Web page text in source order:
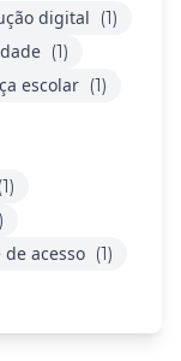
digital (1)
(1)
escolar (1)
(1)
acesso (1)